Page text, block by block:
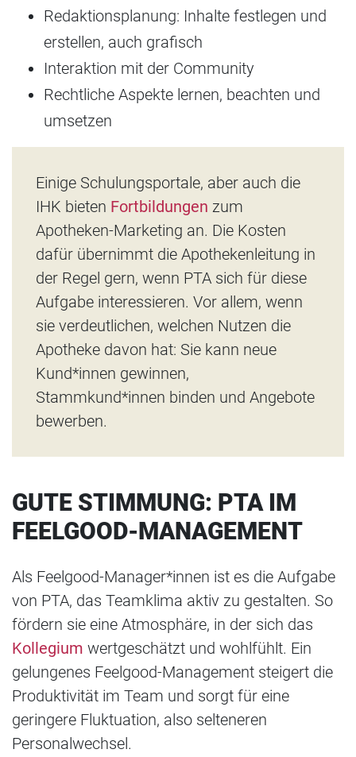
Redaktionsplanung: Inhalte festlegen und
erstellen, auch grafisch
Interaktion mit der Community
Rechtliche Aspekte lernen, beachten und
umsetzen
Einige Schulungsportale, aber auch die
IHK bieten Fortbildungen zum
Apotheken-Marketing an. Die Kosten
dafür übernimmt die Apothekenleitung in
der Regel gern, wenn PTA sich für diese
Aufgabe interessieren. Vor allem, wenn
sie verdeutlichen, welchen Nutzen die
Apotheke davon hat: Sie kann neue
Kund*innen gewinnen,
Stammkund*innen binden und Angebote
bewerben.
GUTE STIMMUNG: PTA IM
FEELGOOD-MANAGEMENT
Als Feelgood-Manager*innen ist es die Aufgabe
von PTA, das Teamklima aktiv zu gestalten. So
fördern sie eine Atmosphäre, in der sich das
Kollegium wertgeschätzt und wohlfühlt. Ein
gelungenes Feelgood-Management steigert die
Produktivität im Team und sorgt für eine
geringere Fluktuation, also selteneren
Personalwechsel.